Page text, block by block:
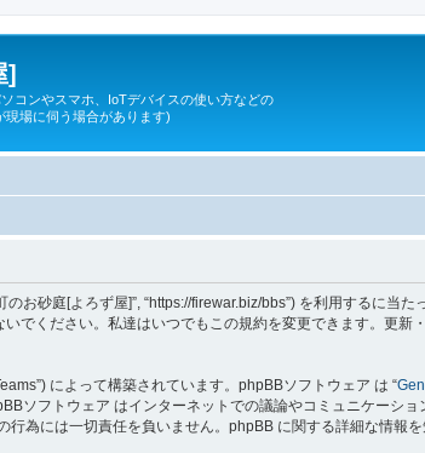
]
コンやスマホ、IoTデバイスの使い方などの
場に伺う場合があります)
お砂庭[よろず屋]”, “https://firewar.biz/bbs”) を利用するに当
でください。私達はいつでもこの規約を変更できます。更
によって構築されています。phpBBソフトウェア は “
ソフトウェア はインターネットでの議論やコミュニケーシ
為には一切責任を負いません。phpBB に関する詳細な情報を